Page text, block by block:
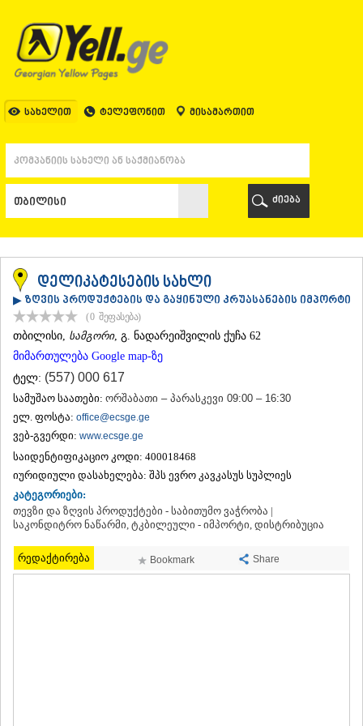
სახელით ტელეფონით მისამართით
ᲗᲑᲘᲚᲘᲡᲘ
ᲗᲑᲘᲚᲘᲡᲘ
ᲐᲤᲮᲐᲖᲔᲗᲘ
ᲒᲐᲚᲘ
ᲑᲐᲗᲣᲛᲘ
ᲥᲝᲑᲣᲚᲔᲗᲘ
ᲨᲣᲐᲮᲔᲕᲘ
ᲩᲐᲥᲕᲘ
ᲝᲖᲣᲠᲒᲔᲗᲘ
ᲩᲝᲮᲐᲢᲐᲣᲠᲘ
ᲣᲠᲔᲙᲘ
ᲘᲛᲔᲠᲔᲗᲘ
ᲑᲐᲦᲓᲐᲗᲘ
ᲕᲐᲜᲘ
ᲖᲔᲡᲢᲐᲤᲝᲜᲘ
ᲗᲔᲠᲯᲝᲚᲐ
ᲡᲐᲛᲢᲠᲔᲓᲘᲐ
ᲡᲐᲩᲮᲔᲠᲔ
ᲢᲧᲘᲑᲣᲚᲘ
ᲥᲣᲗᲐᲘᲡᲘ
ᲬᲧᲐᲚᲢᲣᲑᲝ
ᲭᲘᲐᲗᲣᲠᲐ
ᲮᲐᲠᲐᲒᲐᲣᲚᲘ
ᲮᲝᲜᲘ
ᲙᲐᲮᲔᲗᲘ
ᲒᲣᲠᲯᲐᲐᲜᲘ
ᲓᲔᲓᲝᲤᲚᲘᲡᲬᲧᲐᲠᲝ
ძიება
დელიკატესების სახლი
▶ ზღვის პროდუქტების და გაყინული კრუასანების იმპორტი
(0 შეფასება)
ᲗᲑᲘᲚᲘᲡᲘ, სამგორი, გ. ნადარეიშვილის ქუჩა 62
მიმართულება Google map-ზე
ტელ: (557) 000 617
სამუშაო საათები: ორშაბათი – პარასკევი 09:00 – 16:30
ელ. ფოსტა: office@ecsge.ge
ვებ-გვერდი: www.ecsge.ge
საიდენტიფიკაციო კოდი: 400018468
იურიდიული დასახელება: შპს ევრო კავკასუს სუპლიეს
კატეგორიები:
თევზი და ზღვის პროდუქტები - საბითუმო ვაჭრობა |
საკონდიტრო ნაწარმი, ტკბილეული - იმპორტი, დისტრიბუცია
რედაქტირება Bookmark Share